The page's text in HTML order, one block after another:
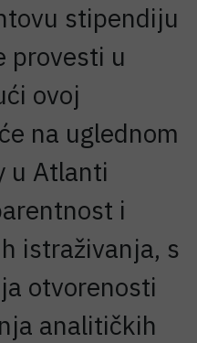
stipendiju
provesti u
ovoj
na uglednom
u Atlanti
i
istraživanja, s
otvorenosti
analitičkih